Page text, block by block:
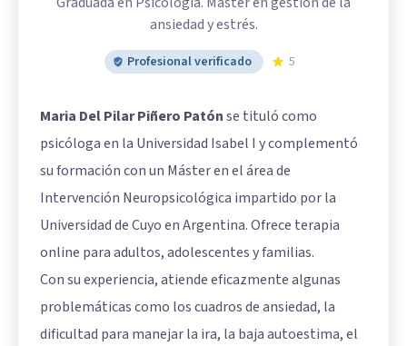
ansiedad y estrés.
Profesional verificado 5
Maria Del Pilar Piñero Patónse tituló como
psicóloga en la Universidad Isabel I y complementó
su formación con un Máster en el área de
Intervención Neuropsicológica impartido por la
Universidad de Cuyo en Argentina. Ofrece terapia
online para adultos, adolescentes y familias.
Con su experiencia, atiende eficazmente algunas
problemáticas como los cuadros de ansiedad, la
dificultad para manejar la ira, la baja autoestima, el